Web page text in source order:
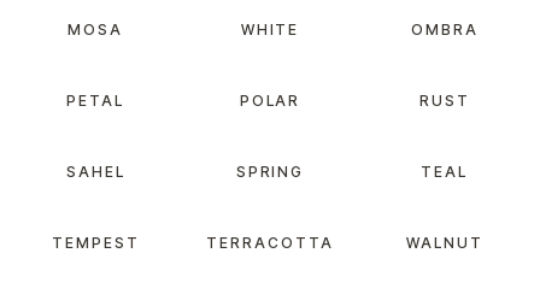
MOSA WHITE OMBRA
PETAL POLAR RUST
SAHEL SPRING TEAL
TEMPEST TERRACOTTA WALNUT